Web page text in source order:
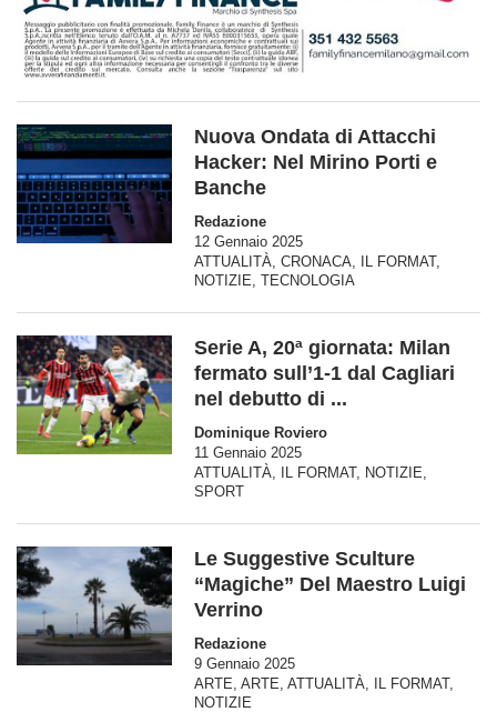
Nuova Ondata di Attacchi
Hacker: Nel Mirino Porti e
Banche
Redazione
12 Gennaio 2025
ATTUALITÀ CRONACA IL FORMAT,
NOTIZIE TECNOLOGIA
Serie A, 20ª giornata: Milan
fermato sull’1-1 dal Cagliari
nel debutto di ...
Dominique Roviero
11 Gennaio 2025
ATTUALITÀ
IL FORMAT, NOTIZIE
SPORT
Le Suggestive Sculture
“Magiche” Del Maestro Luigi
Verrino
Redazione
9 Gennaio 2025
ARTE ARTE ATTUALITÀ IL FORMAT,
NOTIZIE